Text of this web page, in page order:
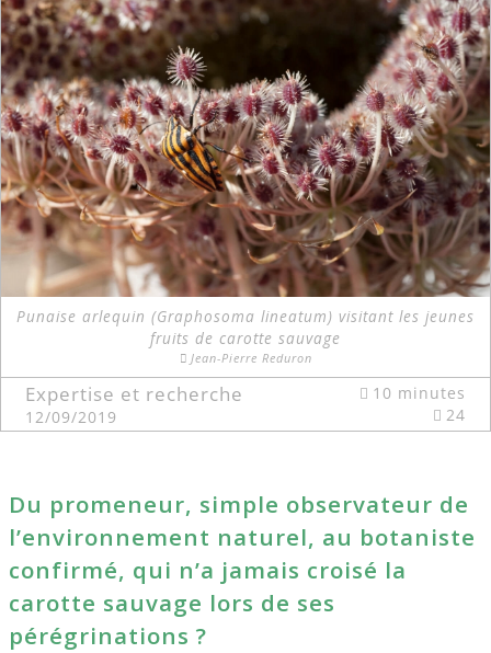
Punaise arlequin (Graphosoma lineatum) visitant les jeunes
fruits de carotte sauvage
Jean-Pierre Reduron
Expertise et recherche
12/09/2019
10 minutes
24
Du promeneur, simple observateur de
l’environnement naturel, au botaniste
confirmé, qui n’a jamais croisé la
carotte sauvage lors de ses
pérégrinations ?